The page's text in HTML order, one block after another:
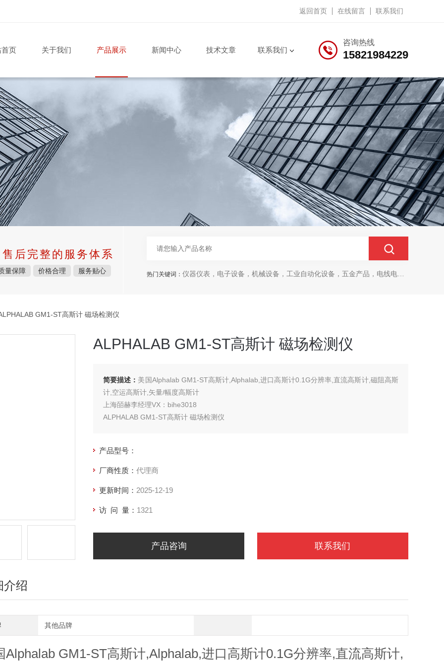
返回首页 在线留言 联系我们
咨询热线
15821984229
首页 关于我们 产品展示 新闻中心 技术文章 联系我们
后完整的服务体系
量保障 价格合理 服务贴心 热门关键词： 仪器仪表，电子设备，机械设备，工业自动化设备，五金产品，电线电缆，金属材料，电子
GM1-ST高斯计 磁场检测仪
ALPHALAB GM1-ST高斯计 磁场检测仪
简要描述： 美国Alphalab GM1-ST高斯计,Alphalab,进口高斯计0.1G分辨率,直流高斯计,磁阻高斯
计,空运高斯计,矢量/幅度高斯计
上海皕赫李经理VX：bihe3018
ALPHALAB GM1-ST高斯计 磁场检测仪
产品型号：
厂商性质： 代理商
更新时间： 2025-12-19
访 问 量： 1321
产品咨询 联系我们
介绍
其他品牌
Alphalab GM1-ST高斯计,Alphalab,进口高斯计0.1G分辨率,直流高斯计,